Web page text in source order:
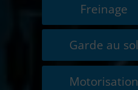
Freinage
Garde au sol
Motorisation